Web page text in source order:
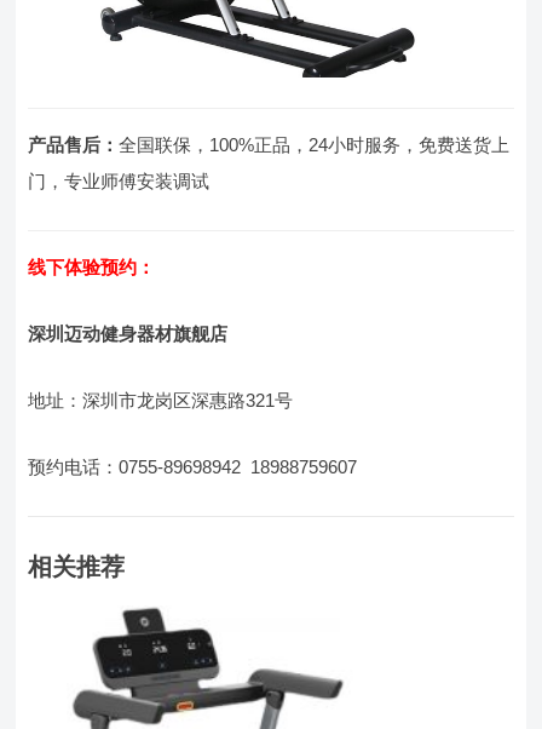
产品售后：全国联保，100%正品，24小时服务，免费送货上
门，专业师傅安装调试
线下体验预约：
深圳迈动健身器材旗舰店
地址：深圳市龙岗区深惠路321号
预约电话：0755-89698942 18988759607
相关推荐